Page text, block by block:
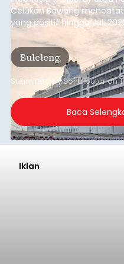
Celukan Bawang
yang positif hingga Juli
dari arus kapal yang
Tonnage (GT), atau
dibandingkan periode
yang tercatat sebesar 1,32
Buleleng
Submitted bycontributoron
Baca
Iklan